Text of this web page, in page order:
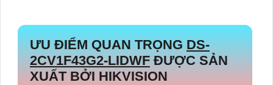
ƯU ĐIỂM QUAN TRỌNG DS-
2CV1F43G2-LIDWF ĐƯỢC SẢN
XUẤT BỞI HIKVISION